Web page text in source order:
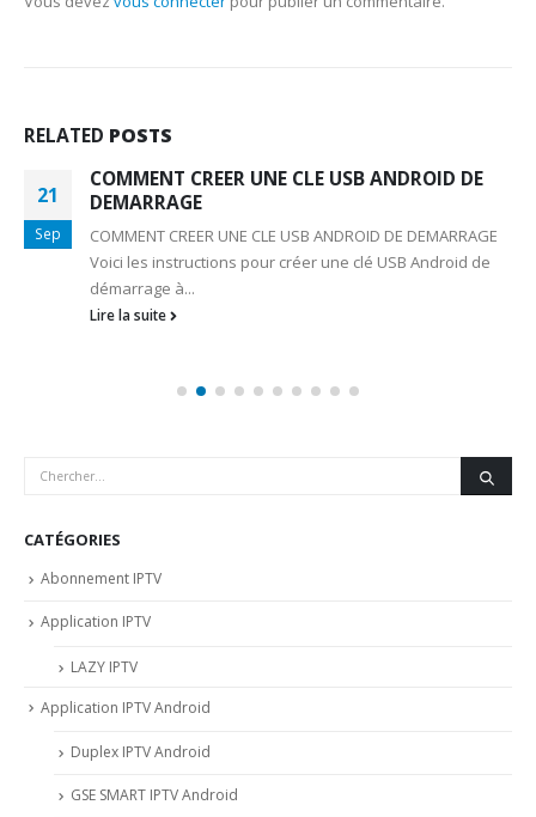
RELATED POSTS
21
Sep
COMMENT CREER UNE CLE USB ANDROID DE
DEMARRAGE
COMMENT CREER UNE CLE USB ANDROID DE DEMARRAGE
Voici les instructions pour créer une clé USB Android de
démarrage à...
Lire la suite
CATÉGORIES
Abonnement IPTV
Application IPTV
LAZY IPTV
Application IPTV Android
Duplex IPTV Android
GSE SMART IPTV Android